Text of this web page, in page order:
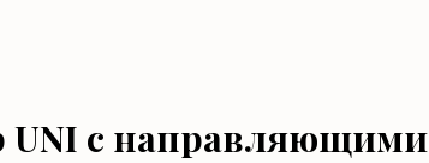
UNI с направляющими